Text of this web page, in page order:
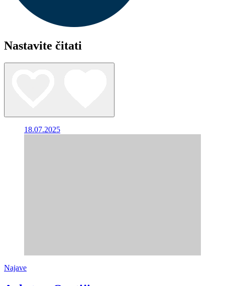
Nastavite čitati
18.07.2025
Najave